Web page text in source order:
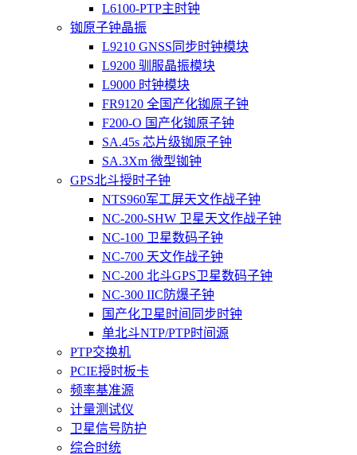
L6100-PTP主时钟
铷原子钟晶振
L9210 GNSS同步时钟模块
L9200 驯服晶振模块
L9000 时钟模块
FR9120 全国产化铷原子钟
F200-O 国产化铷原子钟
SA.45s 芯片级铷原子钟
SA.3Xm 微型铷钟
GPS北斗授时子钟
NTS960军工屏天文作战子钟
NC-200-SHW 卫星天文作战子钟
NC-100 卫星数码子钟
NC-700 天文作战子钟
NC-200 北斗GPS卫星数码子钟
NC-300 IIC防爆子钟
国产化卫星时间同步时钟
单北斗NTP/PTP时间源
PTP交换机
PCIE授时板卡
频率基准源
计量测试仪
卫星信号防护
综合时统